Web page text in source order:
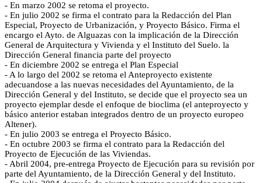
- En marzo 2002 se retoma el proyecto.
- En julio 2002 se firma el contrato para la Redacción del Plan
Especial, Proyecto de Urbanización, y Proyecto Básico. Firma el
encargo el Ayto. de Alguazas con la implicación de la Dirección
General de Arquitectura y Vivienda y el Instituto del Suelo. la
Dirección General financia parte del proyecto
- En diciembre 2002 se entrega el Plan Especial
- A lo largo del 2002 se retoma el Anteproyecto existente
adecuandose a las nuevas necesidades del Ayuntamiento, de la
Dirección General y del Instituto, se decide que el proyecto sea un
proyecto ejemplar desde el enfoque de bioclima (el anteproyecto y
básico anterior estaban integrados dentro de un proyecto europeo
Altener).
- En julio 2003 se entrega el Proyecto Básico.
- En octubre 2003 se firma el contrato para la Redacción del
Proyecto de Ejecución de las Viviendas.
- Abril 2004, pre-entrega Proyecto de Ejecución para su revisión por
parte del Ayuntamiento, de la Dirección General y del Instituto.